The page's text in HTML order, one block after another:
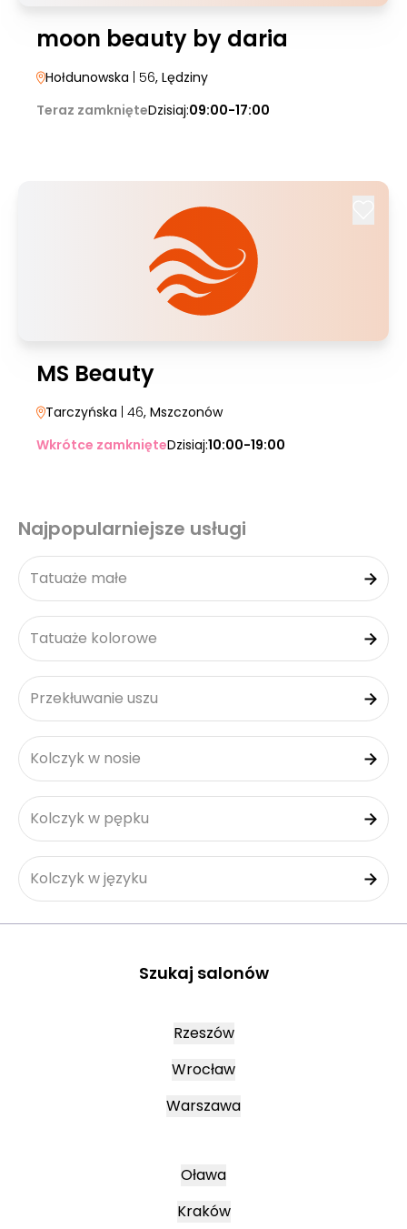
moon beauty by daria
Hołdunowska | 56, Lędziny
Teraz zamknięteDzisiaj:09:00-17:00
MS Beauty
Tarczyńska | 46, Mszczonów
Wkrótce zamknięteDzisiaj:10:00-19:00
Najpopularniejsze usługi
Tatuaże małe
Tatuaże kolorowe
Przekłuwanie uszu
Kolczyk w nosie
Kolczyk w pępku
Kolczyk w języku
Szukaj salonów
Rzeszów
Wrocław
Warszawa
Oława
Kraków